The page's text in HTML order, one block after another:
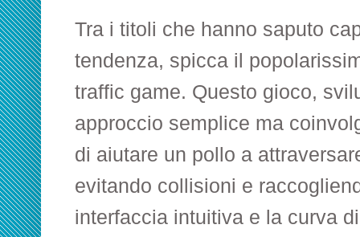
Tra i titoli che hanno saputo
tendenza, spicca il
traffic game. Questo gioco,
approccio semplice ma
di aiutare un pollo a
evitando collisioni e
interfaccia intuitiva e la curva